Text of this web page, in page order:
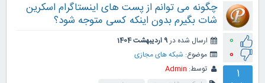
0
0
1
چگونه می توانم از پست های اینستاگرام اسکرین
شات بگیرم بدون اینکه کسی متوجه شود؟
ارسال شده در9 اردیبهشت 1404
موضوع: شبکه های مجازی
توسط: Admin